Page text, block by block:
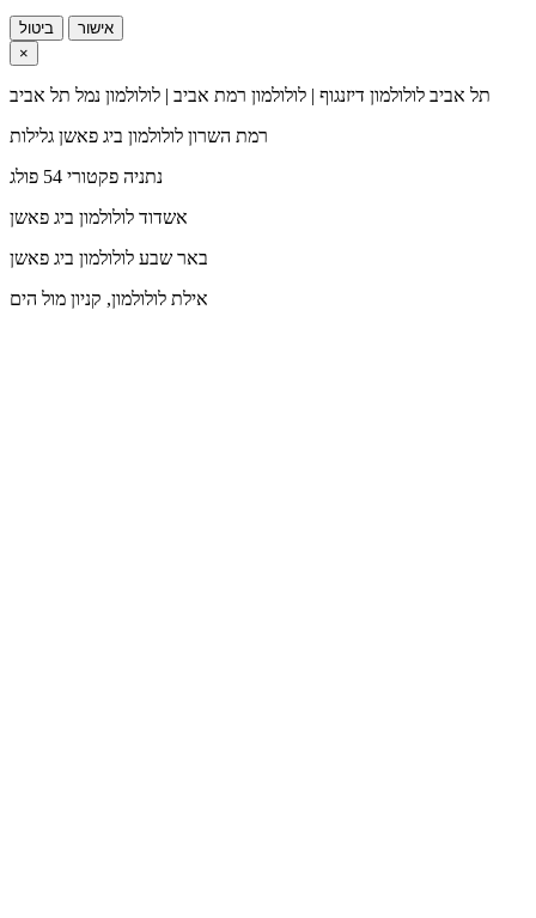
ביטול
אישור
×
תל אביב לולולמון דיזנגוף | לולולמון רמת אביב | לולולמון נמל תל אביב
רמת השרון לולולמון ביג פאשן גלילות
נתניה פקטורי 54 פולג
אשדוד לולולמון ביג פאשן
באר שבע לולולמון ביג פאשן
אילת לולולמון, קניון מול הים